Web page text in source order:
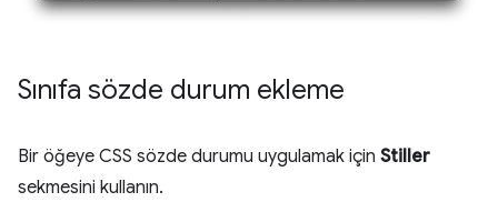
Sınıfa sözde durum ekleme
Bir öğeye CSS sözde durumu uygulamak için Stiller
sekmesini kullanın.